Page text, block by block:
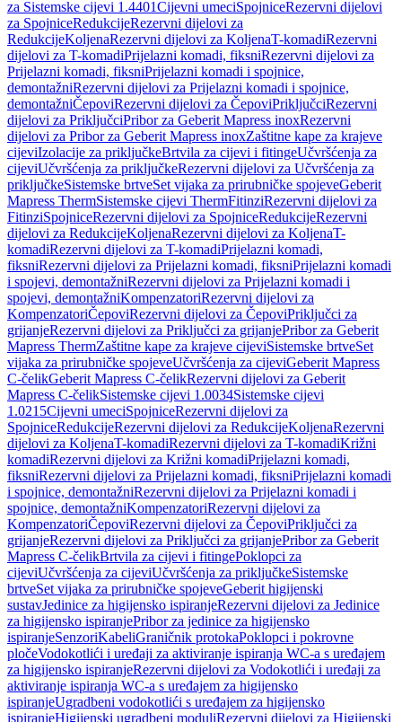
za Sistemske cijevi 1.4401Cijevni umeciSpojniceRezervni dijelovi
za SpojniceRedukcijeRezervni dijelovi za
RedukcijeKoljenaRezervni dijelovi za KoljenaT-komadiRezervni
dijelovi za T-komadiPrijelazni komadi, fiksniRezervni dijelovi za
Prijelazni komadi, fiksniPrijelazni komadi i spojnice,
demontažniRezervni dijelovi za Prijelazni komadi i spojnice,
demontažniČepoviRezervni dijelovi za ČepoviPriključciRezervni
dijelovi za PriključciPribor za Geberit Mapress inoxRezervni
dijelovi za Pribor za Geberit Mapress inoxZaštitne kape za krajeve
cijeviIzolacije za priključkeBrtvila za cijevi i fitingeUčvršćenja za
cijeviUčvršćenja za priključkeRezervni dijelovi za Učvršćenja za
priključkeSistemske brtveSet vijaka za prirubničke spojeveGeberit
Mapress ThermSistemske cijevi ThermFitinziRezervni dijelovi za
FitinziSpojniceRezervni dijelovi za SpojniceRedukcijeRezervni
dijelovi za RedukcijeKoljenaRezervni dijelovi za KoljenaT-
komadiRezervni dijelovi za T-komadiPrijelazni komadi,
fiksniRezervni dijelovi za Prijelazni komadi, fiksniPrijelazni komadi
i spojevi, demontažniRezervni dijelovi za Prijelazni komadi i
spojevi, demontažniKompenzatoriRezervni dijelovi za
KompenzatoriČepoviRezervni dijelovi za ČepoviPriključci za
grijanjeRezervni dijelovi za Priključci za grijanjePribor za Geberit
Mapress ThermZaštitne kape za krajeve cijeviSistemske brtveSet
vijaka za prirubničke spojeveUčvršćenja za cijeviGeberit Mapress
C-čelikGeberit Mapress C-čelikRezervni dijelovi za Geberit
Mapress C-čelikSistemske cijevi 1.0034Sistemske cijevi
1.0215Cijevni umeciSpojniceRezervni dijelovi za
SpojniceRedukcijeRezervni dijelovi za RedukcijeKoljenaRezervni
dijelovi za KoljenaT-komadiRezervni dijelovi za T-komadiKrižni
komadiRezervni dijelovi za Križni komadiPrijelazni komadi,
fiksniRezervni dijelovi za Prijelazni komadi, fiksniPrijelazni komadi
i spojnice, demontažniRezervni dijelovi za Prijelazni komadi i
spojnice, demontažniKompenzatoriRezervni dijelovi za
KompenzatoriČepoviRezervni dijelovi za ČepoviPriključci za
grijanjeRezervni dijelovi za Priključci za grijanjePribor za Geberit
Mapress C-čelikBrtvila za cijevi i fitingePoklopci za
cijeviUčvršćenja za cijeviUčvršćenja za priključkeSistemske
brtveSet vijaka za prirubničke spojeveGeberit higijenski
sustavJedinice za higijensko ispiranjeRezervni dijelovi za Jedinice
za higijensko ispiranjePribor za jedinice za higijensko
ispiranjeSenzoriKabeliGraničnik protokaPoklopci i pokrovne
pločeVodokotlići i uređaji za aktiviranje ispiranja WC-a s uređajem
za higijensko ispiranjeRezervni dijelovi za Vodokotlići i uređaji za
aktiviranje ispiranja WC-a s uređajem za higijensko
ispiranjeUgradbeni vodokotlići s uređajem za higijensko
ispiranjeHigijenski ugradbeni moduliRezervni dijelovi za Higijenski